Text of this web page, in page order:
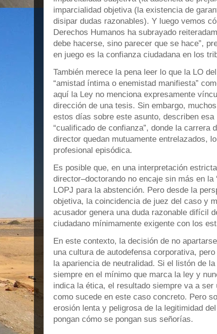
imparcialidad objetiva (la existencia de
disipar dudas razonables). Y luego vemos
Derechos Humanos ha subrayado
debe hacerse, sino parecer que se hace”,
en juego es la confianza ciudadana en los
También merece la pena leer lo que la LO
“amistad íntima o enemistad manifiesta”
aquí la Ley no menciona expresamente
dirección de una tesis. Sin embargo,
estos días sobre este asunto, describen
“cualificado de confianza”, donde la carrera
director quedan mutuamente entrelazados,
profesional episódica.
Es posible que, en una interpretación
director–doctorando no encaje sin más en la
LOPJ para la abstención. Pero desde la
objetiva, la coincidencia de juez del caso y
acusador genera una duda razonable difícil
ciudadano mínimamente exigente con los
En este contexto, la decisión de no
una cultura de autodefensa corporativa,
la apariencia de neutralidad. Si el listón de
siempre en el mínimo que marca la ley y
indica la ética, el resultado siempre va a
como sucede en este caso concreto. Pero
erosión lenta y peligrosa de la legitimidad
pongan cómo se pongan sus señorías.